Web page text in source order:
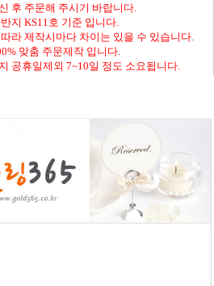
후 주문해 주시기 바랍니다.
지 KS11호 기준 입니다.
라 제작시마다 차이는 있을 수 있습니다.
맞춤 주문제작 입니다.
공휴일제외 7~10일 정도 소요됩니다.